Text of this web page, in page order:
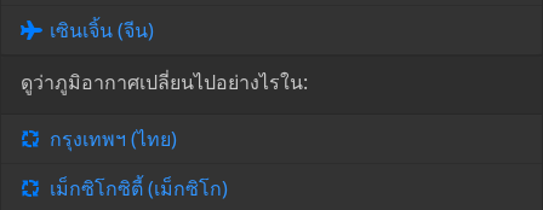
เซินเจิ้น (จีน)
ดูว่าภูมิอากาศเปลี่ยนไปอย่างไรใน:
กรุงเทพฯ (ไทย)
เม็กซิโกซิตี้ (เม็กซิโก)